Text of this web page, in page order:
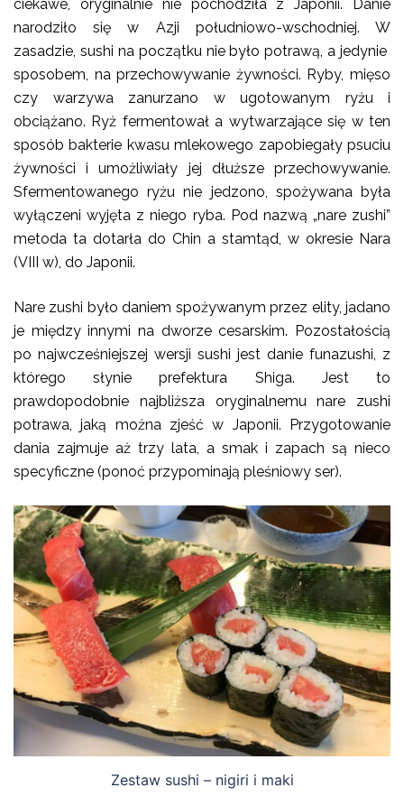
ciekawe, oryginalnie nie pochodziła z Japonii. Danie
narodziło się w Azji południowo-wschodniej. W
zasadzie, sushi na początku nie było potrawą, a jedynie
sposobem, na przechowywanie żywności. Ryby, mięso
czy warzywa zanurzano w ugotowanym ryżu i
obciążano. Ryż fermentował a wytwarzające się w ten
sposób bakterie kwasu mlekowego zapobiegały psuciu
żywności i umożliwiały jej dłuższe przechowywanie.
Sfermentowanego ryżu nie jedzono, spożywana była
wyłączeni wyjęta z niego ryba. Pod nazwą „nare zushi”
metoda ta dotarła do Chin a stamtąd, w okresie Nara
(VIII w), do Japonii.
Nare zushi było daniem spożywanym przez elity, jadano
je między innymi na dworze cesarskim. Pozostałością
po najwcześniejszej wersji sushi jest danie funazushi, z
którego słynie prefektura Shiga. Jest to
prawdopodobnie najbliższa oryginalnemu nare zushi
potrawa, jaką można zjeść w Japonii. Przygotowanie
dania zajmuje aż trzy lata, a smak i zapach są nieco
specyficzne (ponoć przypominają pleśniowy ser).
Zestaw sushi – nigiri i maki